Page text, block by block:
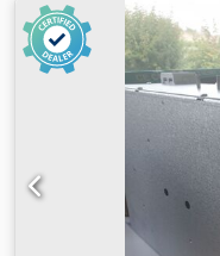
Oldószereknek,
– teljesen vízálló -
körülményekre -
- 2 év garancia a
Hosszú
NIST
és pontos leolvasást
Bevált,
D6132 és ISO 2808
kontrasztú,